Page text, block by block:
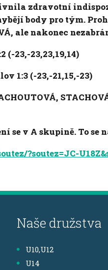
zdravotní
body pro tým.
ale nakonec
(-23,-23,23,19,14)
1:3 (-23,-21,15,-23)
se v A skupině. To
?soutez=JC-
Naše družstva
U10,U12
U14